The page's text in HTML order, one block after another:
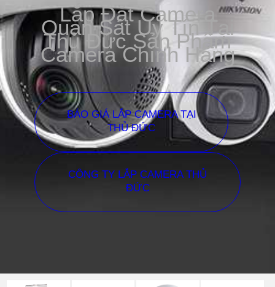
Lắp Đặt Camera
Quan Sát Uy Tín Tại
Thủ Đức Sản Phẩm
Camera Chính Hãng
BÁO GIÁ LẮP CAMERA TẠI
THỦ ĐỨC
CÔNG TY LẮP CAMERA THỦ
ĐỨC